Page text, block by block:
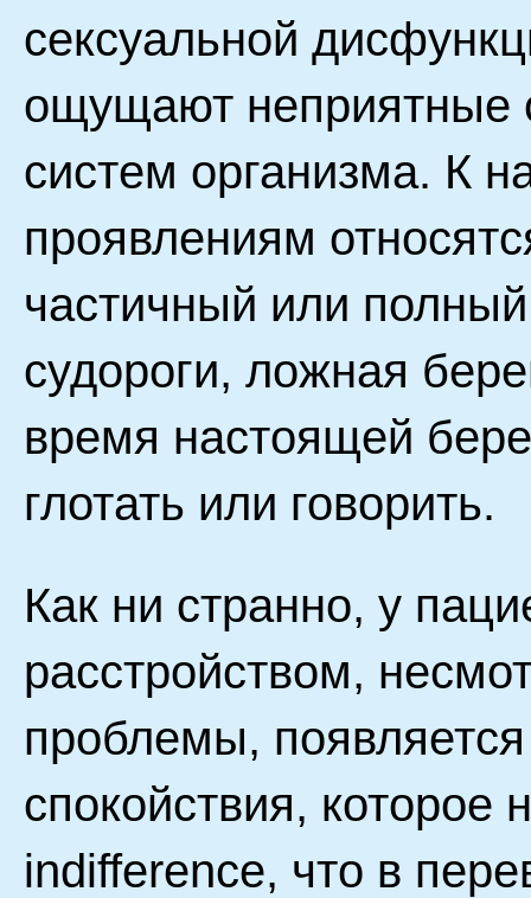
сексуальной
ощущают неприятные
систем организма. К
проявлениям
частичный или
судороги, ложная
время настоящей
глотать или говорить.
Как ни странно, у
расстройством,
проблемы, появляется
спокойствия, которое
indifference, что в